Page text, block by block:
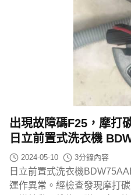
出現故障碼F25，摩打
日立前置式洗衣機
2024-05-10 3分鐘內容
日立前置式洗衣機
運作異常。經檢查發現摩打